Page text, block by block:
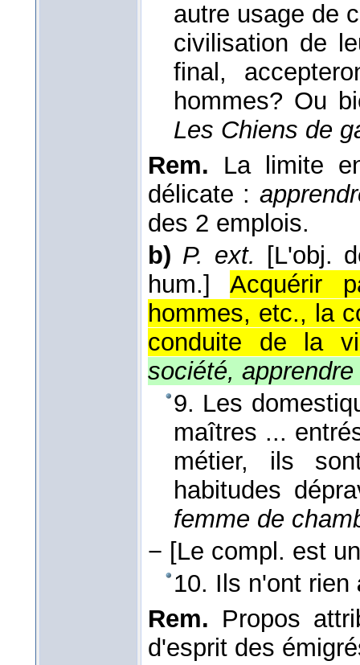
autre usage de
civilisation de
final,
hommes? Ou
Les Chiens de
Rem. La limite
délicate :
des 2 emplois.
b) P. ext. [L'obj.
hum.]
Acquérir
hommes, etc., la
conduite de la
société,
9. Les
maîtres ...
métier, ils
habitudes
femme de
− [Le compl. est
10. Ils n'ont rien
Rem. Propos
d'esprit des